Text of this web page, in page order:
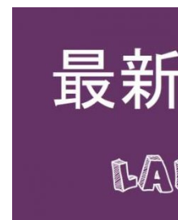
销订单转接货主客服处理功能